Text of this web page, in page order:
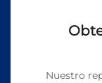
Nuestro